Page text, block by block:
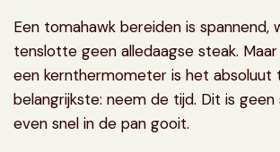
Een tomahawk bereiden is spannend,
tenslotte geen alledaagse steak.
een kernthermometer is het absoluut
belangrijkste: neem de tijd. Dit is
even snel in de pan gooit.